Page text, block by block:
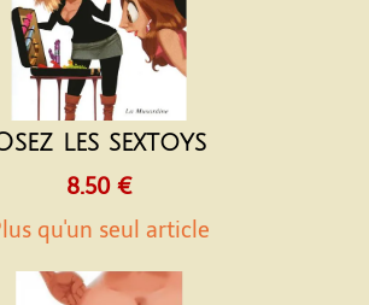
les sextoys
8.50 €
qu'un seul article